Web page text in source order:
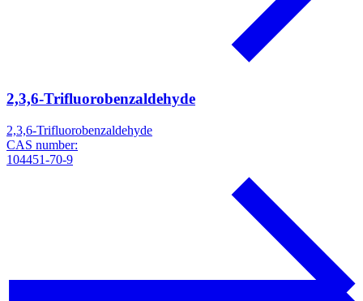
2,3,6-Trifluorobenzaldehyde
2,3,6-Trifluorobenzaldehyde
CAS number:
104451-70-9